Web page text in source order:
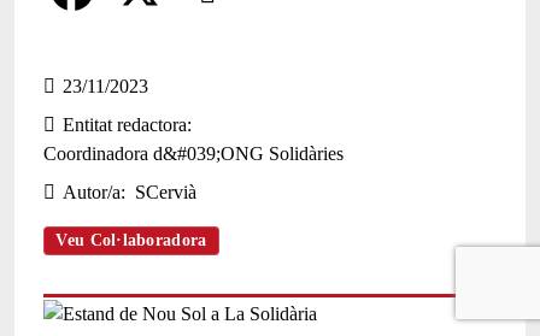
a
c
o
o
23/11/2023
Entitat redactora
Coordinadora d&#039;ONG Solidàries
Autor/a
SCervià
Veu Col·laboradora